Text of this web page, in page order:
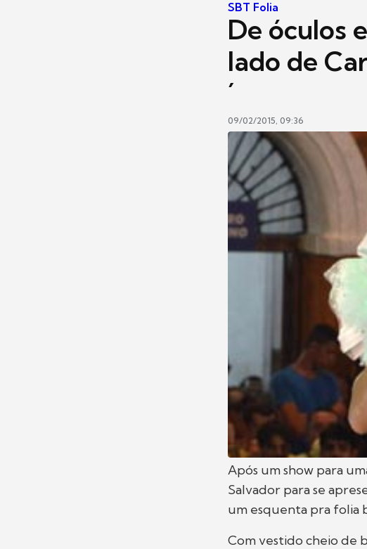
SBT Folia
De óculos
lado de
´
09/02/2015, 09:36
Após um show para
Salvador para se
um esquenta pra folia
Com vestido cheio de